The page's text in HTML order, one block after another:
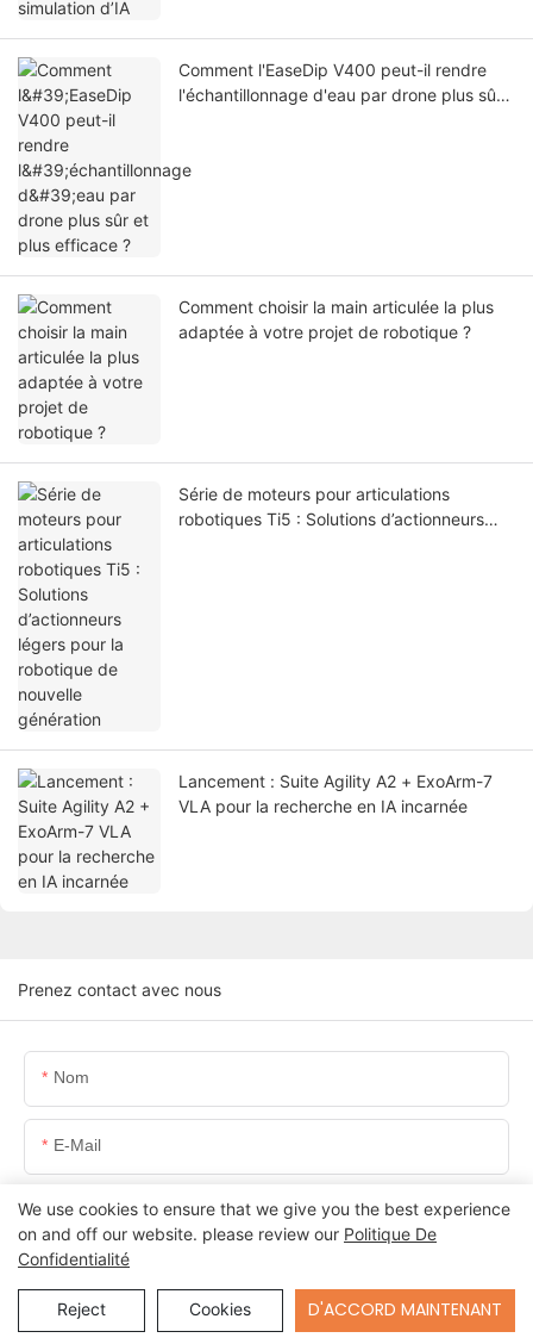
Comment l'EaseDip V400 peut-il rendre
l'échantillonnage d'eau par drone plus sûr
Comment choisir la main articulée la plus
adaptée à votre projet de robotique ?
Série de moteurs pour articulations
robotiques Ti5 : Solutions d’actionneurs
Lancement : Suite Agility A2 + ExoArm-7
VLA pour la recherche en IA incarnée
Prenez contact avec nous
Nom
E-Mail
WhatsApp / WeChat
Send Inquiry
We use cookies to ensure that we give you the best experience
on and off our website. please review our Politique De
Confidentialité
Reject Cookies D'ACCORD MAINTENANT